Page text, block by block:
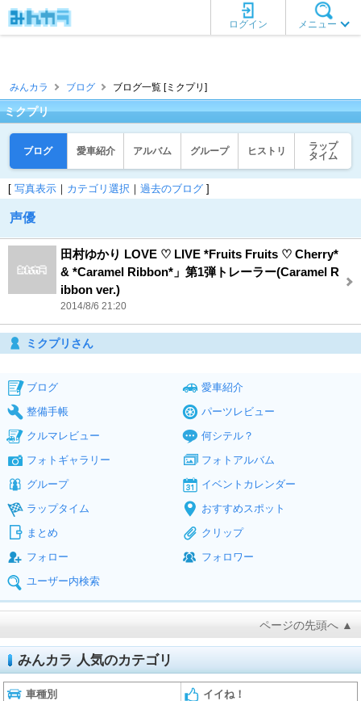
メニュー
ログイン
みんカラ ブログ ブログ一覧 [ミクプリ]
ミクプリ
ブログ 愛車紹介 アルバム グループ ヒストリ
ラップ
タイム
[ 写真表示 ｜ カテゴリ選択 ｜ 過去のブログ ]
声優
田村ゆかり LOVE ♡ LIVE *Fruits Fruits ♡ Cherry*
& *Caramel Ribbon*」第1弾トレーラー(Caramel R
ibbon ver.)
2014/8/6 21:20
ミクプリさん
ブログ
愛車紹介
整備手帳
パーツレビュー
クルマレビュー
何シテル？
フォトギャラリー
フォトアルバム
グループ
イベントカレンダー
ラップタイム
おすすめスポット
まとめ
クリップ
フォロー
フォロワー
ユーザー内検索
ページの先頭へ ▲
みんカラ 人気のカテゴリ
車種別 イイね！